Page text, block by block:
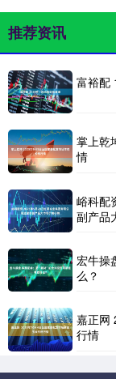
推荐资讯
富裕配
掌上乾
情
峪科配
副产品
宏牛操
么？
嘉正网
行情